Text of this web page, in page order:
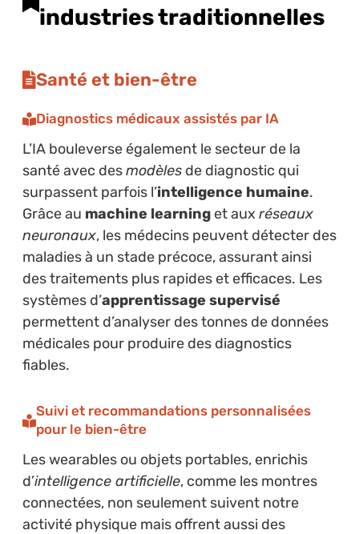
industries traditionnelles
Santé et bien-être
Diagnostics médicaux assistés par IA
L’IA bouleverse également le secteur de la
santé avec desmodèlesde diagnostic qui
surpassent parfois l’intelligence humaine.
Grâce au machine learninget aux réseaux
neuronaux, les médecins peuvent détecter des
maladies à un stade précoce, assurant ainsi
des traitements plus rapides et efficaces. Les
systèmes d’apprentissage supervisé
permettent d’analyser des tonnes de données
médicales pour produire des diagnostics
fiables.
Suivi et recommandations personnalisées
pour le bien-être
Les wearables ou objets portables, enrichis
d’intelligence artificielle, comme les montres
connectées, non seulement suivent notre
activité physique mais offrent aussi des